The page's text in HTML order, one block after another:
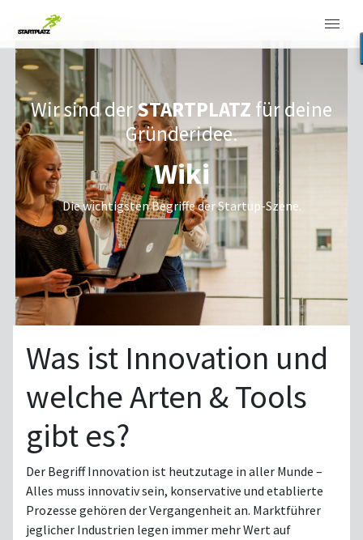
Wir sind derSTARTPLATZ für deine
Gründeridee.
Wiki
Die wichtigsten Begriffe der Startup-Szene.
Was ist Innovation und
welche Arten & Tools
gibt es?
Der Begriff Innovation ist heutzutage in aller Munde –
Alles muss innovativ sein, konservative und etablierte
Prozesse gehören der Vergangenheit an. Marktführer
jeglicher Industrien legen immer mehr Wert auf